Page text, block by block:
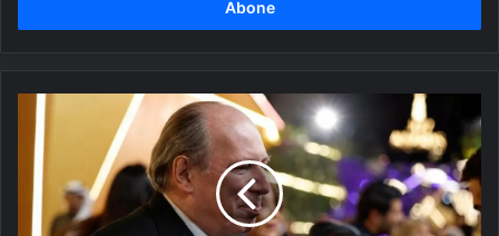
Hans
Zimmer,
Suudi
Arabistan
Milli
Marşı'nı